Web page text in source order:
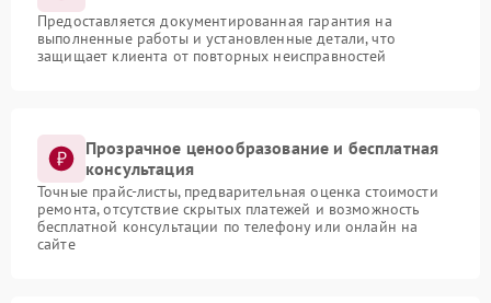
Предоставляется документированная гарантия на
выполненные работы и установленные детали, что
защищает клиента от повторных неисправностей
Прозрачное ценообразование и бесплатная
консультация
Точные прайс-листы, предварительная оценка стоимости
ремонта, отсутствие скрытых платежей и возможность
бесплатной консультации по телефону или онлайн на
сайте